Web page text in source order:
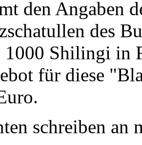
den Angaben
des
1000 Shilingi in
für diese
schreiben